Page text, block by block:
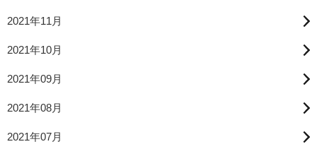
2021年11月
2021年10月
2021年09月
2021年08月
2021年07月